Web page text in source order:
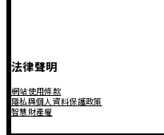
法律聲明
網站使用條款
隱私與個人資料保護政策
智慧財產權